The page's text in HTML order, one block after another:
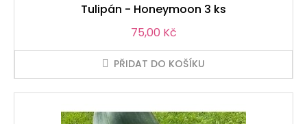
Tulipán - Honeymoon 3 ks
Cena
75,00 Kč
PŘIDAT DO KOŠÍKU